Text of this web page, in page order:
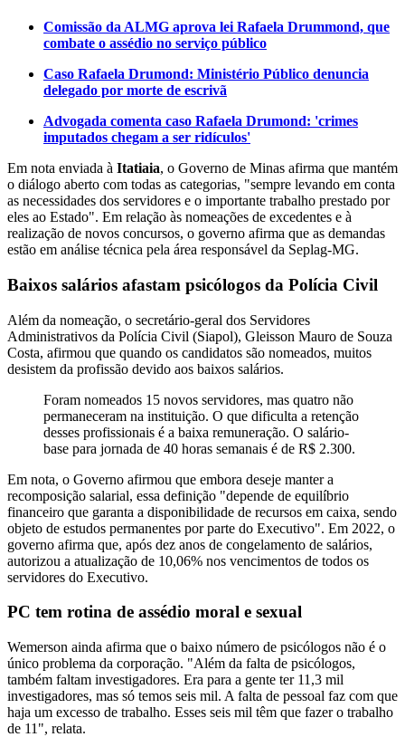
Comissão da ALMG aprova lei Rafaela Drummond, que
combate o assédio no serviço público
Caso Rafaela Drumond: Ministério Público denuncia
delegado por morte de escrivã
Advogada comenta caso Rafaela Drumond: 'crimes
imputados chegam a ser ridículos'
Em nota enviada à Itatiaia, o Governo de Minas afirma que mantém
o diálogo aberto com todas as categorias, "sempre levando em conta
as necessidades dos servidores e o importante trabalho prestado por
eles ao Estado". Em relação às nomeações de excedentes e à
realização de novos concursos, o governo afirma que as demandas
estão em análise técnica pela área responsável da Seplag-MG.
Baixos salários afastam psicólogos da Polícia Civil
Além da nomeação, o secretário-geral dos Servidores
Administrativos da Polícia Civil (Siapol), Gleisson Mauro de Souza
Costa, afirmou que quando os candidatos são nomeados, muitos
desistem da profissão devido aos baixos salários.
Foram nomeados 15 novos servidores, mas quatro não
permaneceram na instituição. O que dificulta a retenção
desses profissionais é a baixa remuneração. O salário-
base para jornada de 40 horas semanais é de R$ 2.300.
Em nota, o Governo afirmou que embora deseje manter a
recomposição salarial, essa definição "depende de equilíbrio
financeiro que garanta a disponibilidade de recursos em caixa, sendo
objeto de estudos permanentes por parte do Executivo". Em 2022, o
governo afirma que, após dez anos de congelamento de salários,
autorizou a atualização de 10,06% nos vencimentos de todos os
servidores do Executivo.
PC tem rotina de assédio moral e sexual
Wemerson ainda afirma que o baixo número de psicólogos não é o
único problema da corporação. "Além da falta de psicólogos,
também faltam investigadores. Era para a gente ter 11,3 mil
investigadores, mas só temos seis mil. A falta de pessoal faz com que
haja um excesso de trabalho. Esses seis mil têm que fazer o trabalho
de 11", relata.